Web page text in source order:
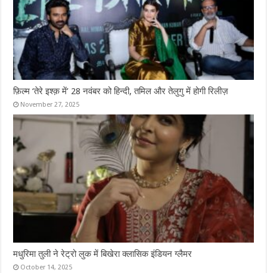
फ़िल्म ‘तेरे इश्क़ में’ 28 नवंबर को हिन्दी, तमिल और तेलुगु में होगी रिलीज़
November 27, 2025
मधुरिमा तुली ने रेट्रो लुक में बिखेरा क्लासिक इंडियन ग्लैमर
October 14, 2025